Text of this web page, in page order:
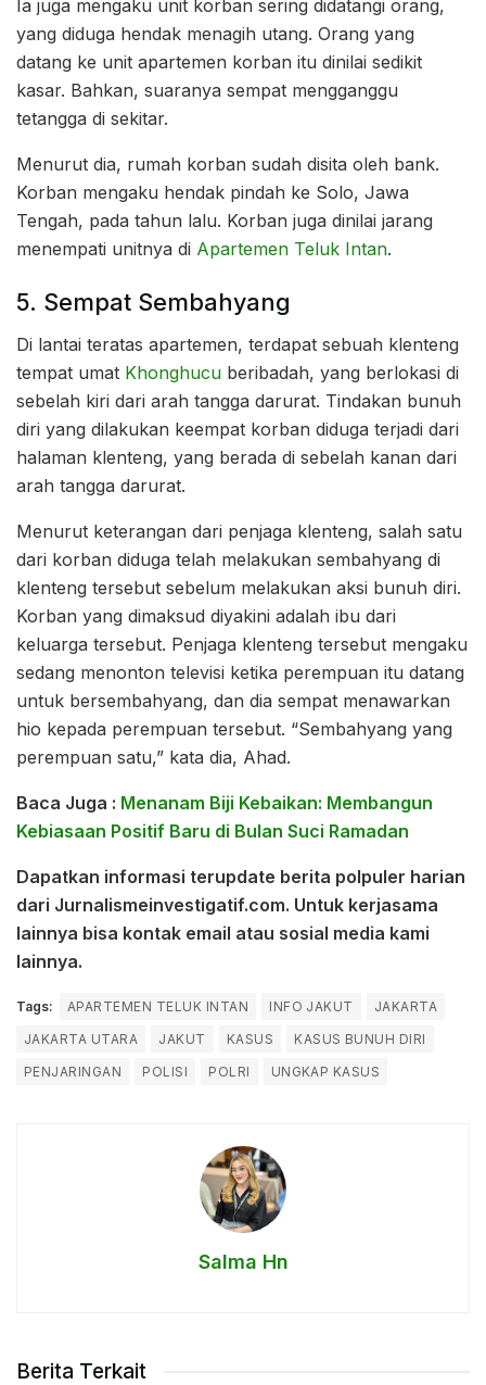
Ia juga mengaku unit korban sering didatangi orang,
yang diduga hendak menagih utang. Orang yang
datang ke unit apartemen korban itu dinilai sedikit
kasar. Bahkan, suaranya sempat mengganggu
tetangga di sekitar.
Menurut dia, rumah korban sudah disita oleh bank.
Korban mengaku hendak pindah ke Solo, Jawa
Tengah, pada tahun lalu. Korban juga dinilai jarang
menempati unitnya di Apartemen Teluk Intan.
5. Sempat Sembahyang
Di lantai teratas apartemen, terdapat sebuah klenteng
tempat umat Khonghucu beribadah, yang berlokasi di
sebelah kiri dari arah tangga darurat. Tindakan bunuh
diri yang dilakukan keempat korban diduga terjadi dari
halaman klenteng, yang berada di sebelah kanan dari
arah tangga darurat.
Menurut keterangan dari penjaga klenteng, salah satu
dari korban diduga telah melakukan sembahyang di
klenteng tersebut sebelum melakukan aksi bunuh diri.
Korban yang dimaksud diyakini adalah ibu dari
keluarga tersebut. Penjaga klenteng tersebut mengaku
sedang menonton televisi ketika perempuan itu datang
untuk bersembahyang, dan dia sempat menawarkan
hio kepada perempuan tersebut. “Sembahyang yang
perempuan satu,” kata dia, Ahad.
Baca Juga : Menanam Biji Kebaikan: Membangun
Kebiasaan Positif Baru di Bulan Suci Ramadan
Dapatkan informasi terupdate berita polpuler harian
dari Jurnalismeinvestigatif.com. Untuk kerjasama
lainnya bisa kontak email atau sosial media kami
lainnya.
Tags: APARTEMEN TELUK INTAN INFO JAKUT
JAKARTA
JAKARTA UTARA
JAKUT KASUS
KASUS BUNUH DIRI
PENJARINGAN
POLISI POLRI UNGKAP KASUS
Salma Hn
Berita Terkait